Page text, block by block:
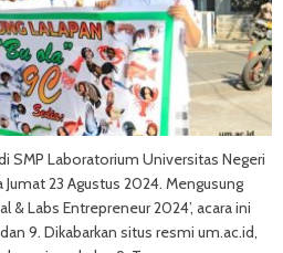
SMP Laboratorium Universitas Negeri
23 Agustus 2024. Mengusung
& Labs Entrepreneur 2024’, acara ini
9. Dikabarkan situs resmi um.ac.id,